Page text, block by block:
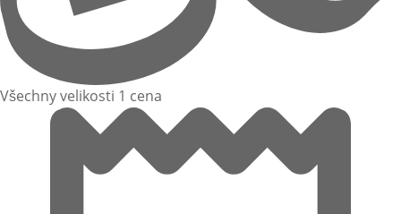
Všechny velikosti 1 cena